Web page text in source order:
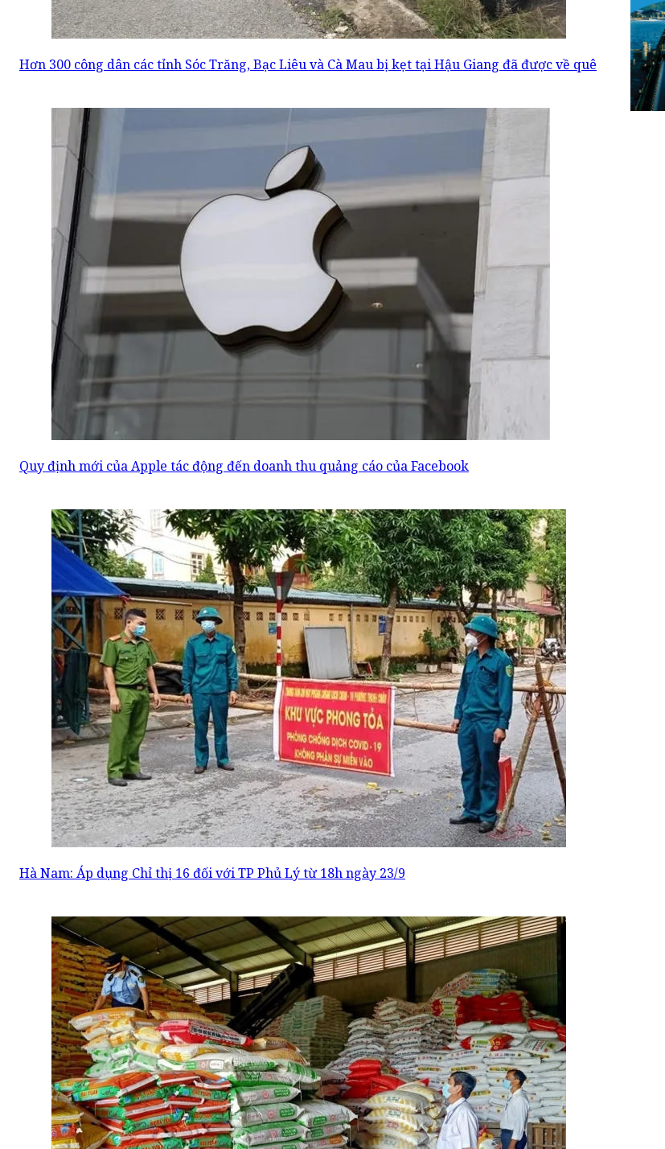
Hơn 300 công dân các tỉnh Sóc Trăng, Bạc Liêu và Cà Mau bị kẹt tại Hậu Giang đã được về quê
Quy định mới của Apple tác động đến doanh thu quảng cáo của Facebook
Hà Nam: Áp dụng Chỉ thị 16 đối với TP Phủ Lý từ 18h ngày 23/9